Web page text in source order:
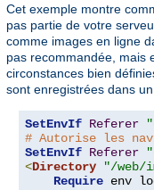
Cet exemple montre
pas partie de votre
comme images en ligne
pas recommandée, mais
circonstances bien
sont enregistrées dans
SetEnvIf Referer
# Autorise les
SetEnvIf Referer
<Directory "/web/
Require